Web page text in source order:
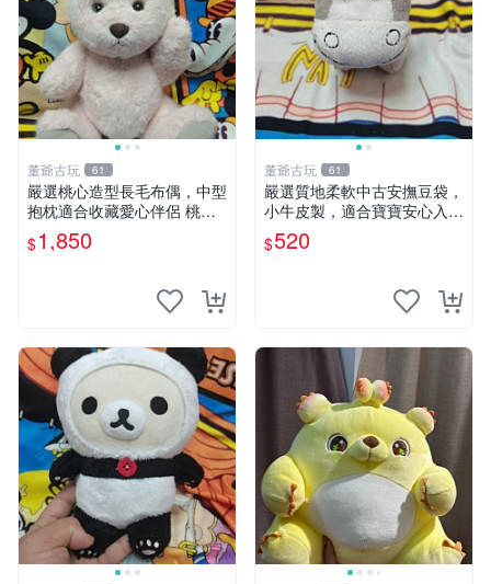
董爺古玩 61
嚴選桃心造型長毛布偶，中型
抱枕適合收藏愛心伴侶 桃心
抱枕 布娃娃 猛咬布偶
$1,850
董爺古玩 61
嚴選質地柔軟中古安撫豆袋，
小牛皮製，適合寶寶安心入
眠。 安撫豆袋 小牛皮 寶寶安
撫
$520